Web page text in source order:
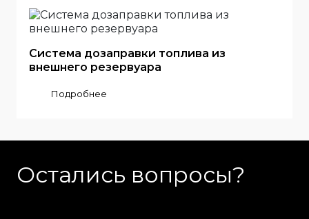
Система дозаправки топлива из
внешнего резервуара
Подробнее
Остались вопросы?